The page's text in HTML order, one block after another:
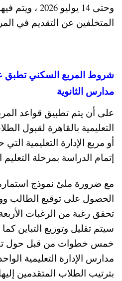
وحتى 14 يوليو
المتخلفين عن التقديم في
شروط المربع السكني تطبق
مدارس الثانوية
على أن يتم تطبيق قواعد
التعليمية بالقاهرة لقبول
أو مربع الإدارة التعليمية
إتمام الدراسة بمرحلة
مع ضرورة ملئ نموذج
الحصول على توقيع الطالب
تحقق رغبة من الرغبات
سيتم تقليل وتوزيع التباين
خمس خطوات من قبل حول
مدارس الإدارة التعليمية
بترتيب الطلاب المتقدمين